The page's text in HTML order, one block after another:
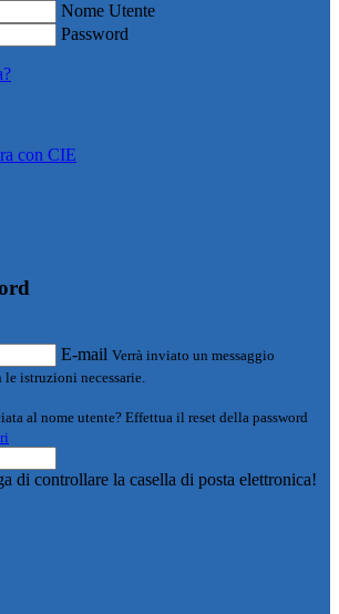
Nome Utente
Password
con CIE
E-mail Verrà inviato un messaggio
istruzioni necessarie.
al nome utente? Effettua il reset della password
di controllare la casella di posta elettronica!